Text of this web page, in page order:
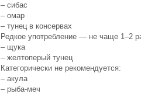
– сибас
– омар
– тунец в консервах
Редкое употребление — не чаще 1–2
– щука
– желтоперый тунец
Категорически не рекомендуется:
– акула
– рыба-меч